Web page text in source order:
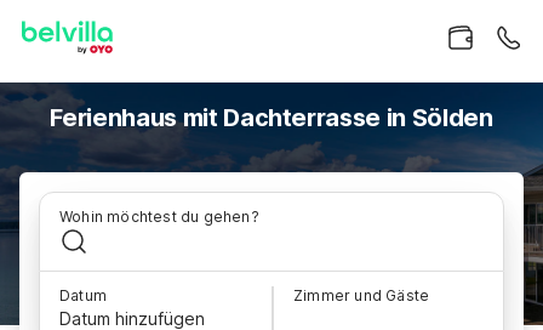
Ferienhaus mit Dachterrasse in Sölden
Wohin möchtest du gehen?
Datum
Datum hinzufügen
Zimmer und Gäste